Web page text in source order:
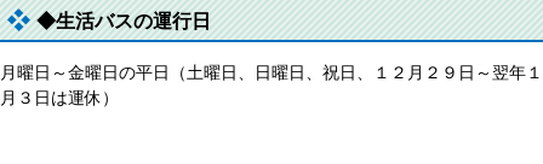
◆生活バスの運行日
月曜日～金曜日の平日（土曜日、日曜日、祝日、１２月２９日～翌年１
月３日は運休）